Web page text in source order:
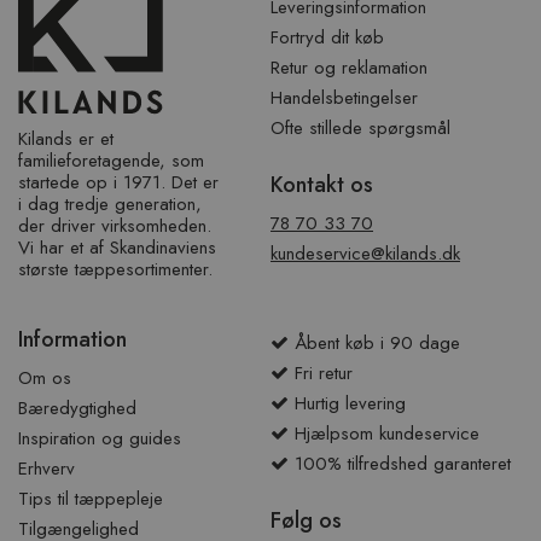
Kilands er et
familieforetagende, som
startede op i 1971. Det er
i dag tredje generation,
der driver virksomheden.
Vi har et af ​​Skandinaviens
største tæppesortimenter.
Leveringsinformation
Fortryd dit køb
Retur og reklamation
Handelsbetingelser
Ofte stillede spørgsmål
Kontakt os
78 70 33 70
kundeservice@kilands.dk
Information
Om os
Bæredygtighed
Inspiration og guides
Erhverv
Tips til tæppepleje
Tilgængelighed
Åbent køb i 90 dage
Fri retur
Hurtig levering
Hjælpsom kundeservice
100% tilfredshed garanteret
Følg os